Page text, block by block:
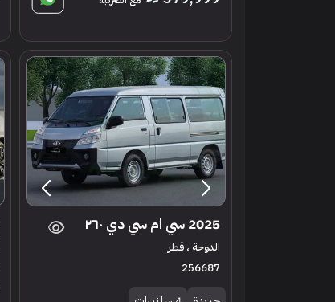
2025 سي ام سي دي ٢٦٠
الدوحة ، قطر
256687